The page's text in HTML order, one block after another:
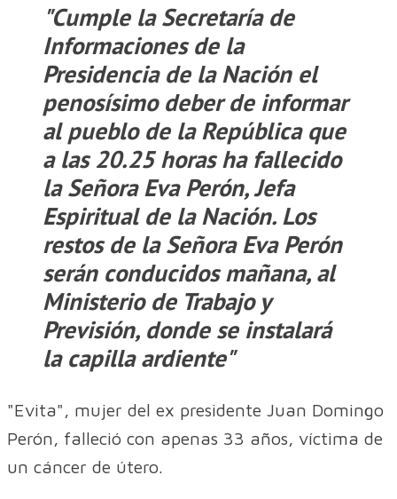
"Cumple la Secretaría de
Informaciones de la
Presidencia de la Nación el
penosísimo deber de informar
al pueblo de la República que
a las 20.25 horas ha fallecido
la Señora Eva Perón, Jefa
Espiritual de la Nación. Los
restos de la Señora Eva Perón
serán conducidos mañana, al
Ministerio de Trabajo y
Previsión, donde se instalará
la capilla ardiente"
"Evita", mujer del ex presidente Juan Domingo
Perón, falleció con apenas 33 años, víctima de
un cáncer de útero.